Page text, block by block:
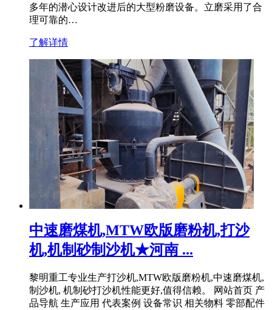
多年的潜心设计改进后的大型粉磨设备。立磨采用了合
理可靠的…
了解详情
中速磨煤机,MTW欧版磨粉机,打沙
机,机制砂制沙机★河南 ...
黎明重工专业生产打沙机,MTW欧版磨粉机,中速磨煤机,
制沙机, 机制砂打沙机性能更好,值得信赖。 网站首页 产
品导航 生产应用 代表案例 设备常识 相关物料 零部配件